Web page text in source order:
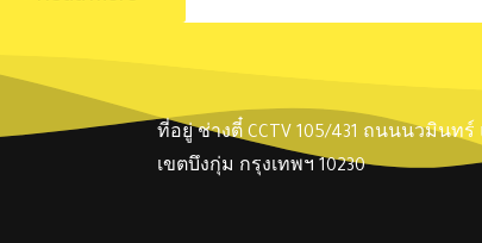
ที่อยู่ ช่างตี๋ CCTV 105/431 ถนนนวมินท
เขตบึงกุ่ม กรุงเทพฯ 10230